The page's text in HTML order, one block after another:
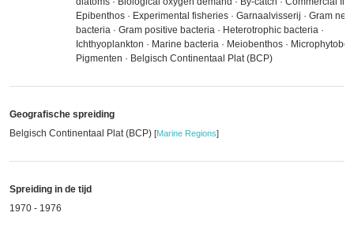
Epibenthos · Experimental fisheries · Garnaalvisserij · Gram
bacteria · Gram positive bacteria · Heterotrophic bacteria ·
Ichthyoplankton · Marine bacteria · Meiobenthos ·
Pigmenten · Belgisch Continentaal Plat (BCP)
Geografische spreiding
Belgisch Continentaal Plat (BCP) [Marine Regions]
Spreiding in de tijd
1970 - 1976